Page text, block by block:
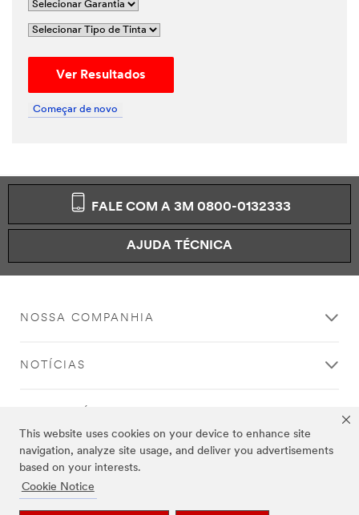
This website uses cookies on your device to enhance site
navigation, analyze site usage, and deliver you advertisements
based on your interests.
Cookie Notice
Ver Resultados
Começar de novo
FALE COM A 3M 0800-0132333
AJUDA TÉCNICA
NOSSA COMPANHIA
NOTÍCIAS
AJUDA